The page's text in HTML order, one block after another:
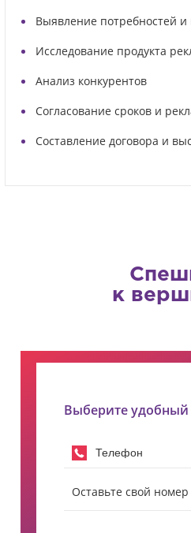
Выявление потребностей и
Исследование продукта
Анализ конкурентов
Согласование сроков и
Составление договора и
к
Выберите удобный
Телефон